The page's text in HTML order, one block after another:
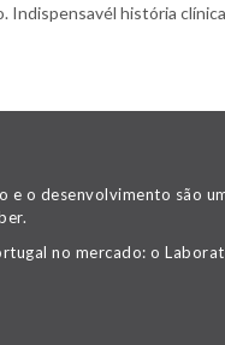
Indispensavél história
e o desenvolvimento são
no mercado: o